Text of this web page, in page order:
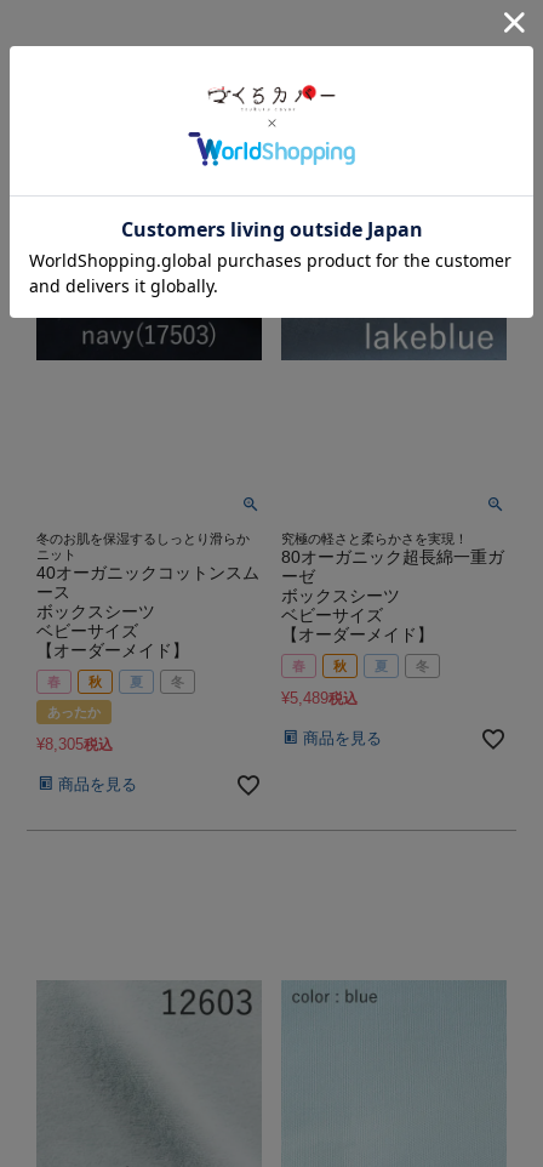
冬のお肌を保湿するしっとり滑らか
ニット
40オーガニックコットンスム
ース
ボックスシーツ
ベビーサイズ
【オーダーメイド】
春 秋 夏 冬
あったか
¥8,305税込
商品を見る
究極の軽さと柔らかさを実現！
80オーガニック超長綿一重ガ
ーゼ
ボックスシーツ
ベビーサイズ
【オーダーメイド】
春 秋 夏 冬
¥5,489税込
商品を見る